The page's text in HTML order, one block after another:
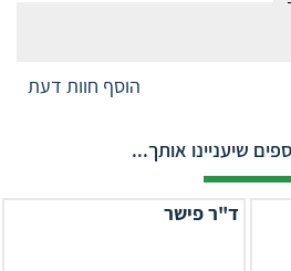
הוסף חוות דעת
שיעניינו אותך...
ד"ר פישר